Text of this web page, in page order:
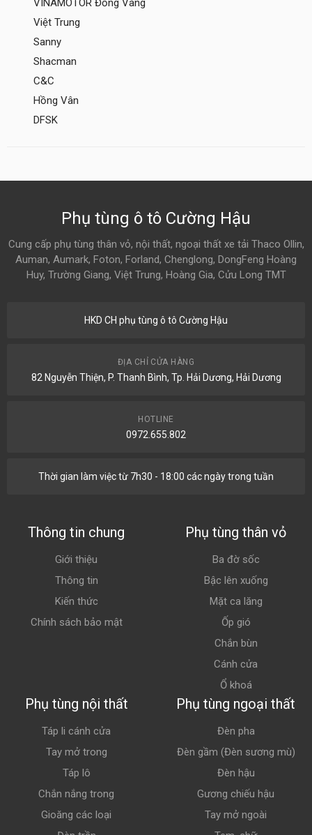
VINAMOTOR Đồng Vàng
Việt Trung
Sanny
Shacman
C&C
Hồng Vân
DFSK
Phụ tùng ô tô Cường Hậu
Cung cấp phụ tùng thân vỏ, nội thất, ngoại thất xe tải Thaco Ollin,
Auman, Aumark, Foton, Forland, Chenglong, DongFeng Hoàng
Huy, Trường Giang, Việt Trung, Hoàng Gia, Cửu Long TMT
HKD CH phụ tùng ô tô Cường Hậu
ĐỊA CHỈ CỬA HÀNG
82 Nguyễn Thiện, P. Thanh Bình, Tp. Hải Dương, Hải Dương
HOTLINE
0972.655.802
Thời gian làm việc từ 7h30 - 18:00 các ngày trong tuần
Thông tin chung
Giới thiệu
Thông tin
Kiến thức
Chính sách bảo mật
Phụ tùng thân vỏ
Ba đờ sốc
Bậc lên xuống
Mặt ca lăng
Ốp gió
Chắn bùn
Cánh cửa
Ổ khoá
Phụ tùng nội thất
Táp li cánh cửa
Tay mở trong
Táp lô
Chắn nắng trong
Gioăng các loại
Phụ tùng ngoại thất
Đèn pha
Đèn gầm (Đèn sương mù)
Đèn hậu
Gương chiếu hậu
Tay mở ngoài